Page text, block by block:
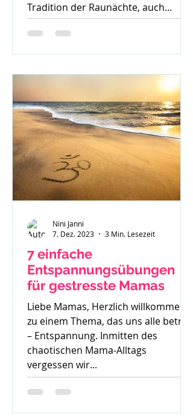
Tradition der Raunächte, auch...
7 einfache
Entspannungsübungen
für gestresste Mamas
Liebe Mamas, Herzlich willkommen
zu einem Thema, das uns alle betrifft
– Entspannung. Inmitten des
chaotischen Mama-Alltags
vergessen wir...
Nini Janni
7. Dez. 2023
3 Min. Lesezeit